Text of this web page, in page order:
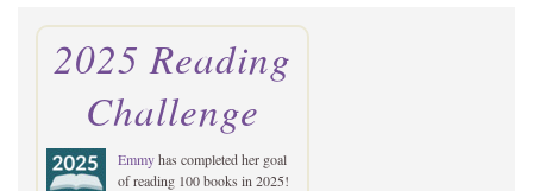
2025 Reading
Challenge
Emmyhas completed her goal
of reading 100 books in 2025!